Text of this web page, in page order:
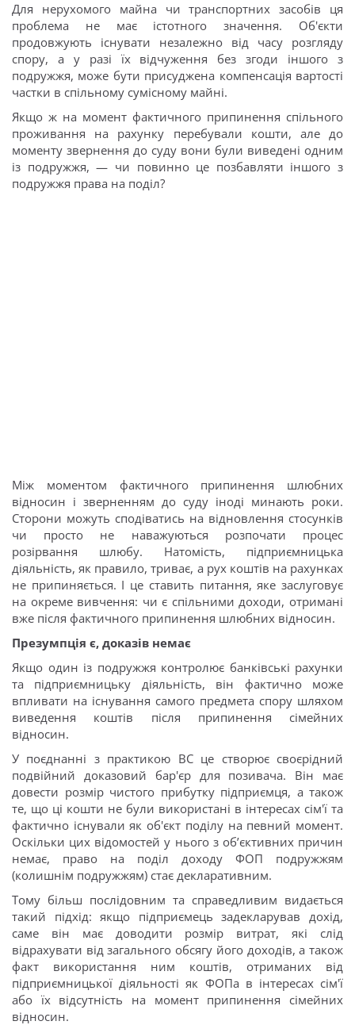
Для нерухомого майна чи транспортних засобів ця
проблема не має істотного значення. Об'єкти
продовжують існувати незалежно від часу розгляду
спору, а у разі їх відчуження без згоди іншого з
подружжя, може бути присуджена компенсація вартості
частки в спільному сумісному майні.
Якщо ж на момент фактичного припинення спільного
проживання на рахунку перебували кошти, але до
моменту звернення до суду вони були виведені одним
із подружжя, — чи повинно це позбавляти іншого з
подружжя права на поділ?
Між моментом фактичного припинення шлюбних
відносин і зверненням до суду іноді минають роки.
Сторони можуть сподіватись на відновлення стосунків
чи просто не наважуються розпочати процес
розірвання шлюбу. Натомість, підприємницька
діяльність, як правило, триває, а рух коштів на рахунках
не припиняється. І це ставить питання, яке заслуговує
на окреме вивчення: чи є спільними доходи, отримані
вже після фактичного припинення шлюбних відносин.
Презумпція є, доказів немає
Якщо один із подружжя контролює банківські рахунки
та підприємницьку діяльність, він фактично може
впливати на існування самого предмета спору шляхом
виведення коштів після припинення сімейних
відносин.
У поєднанні з практикою ВС це створює своєрідний
подвійний доказовий бар'єр для позивача. Він має
довести розмір чистого прибутку підприємця, а також
те, що ці кошти не були використані в інтересах сім'ї та
фактично існували як об'єкт поділу на певний момент.
Оскільки цих відомостей у нього з обʼєктивних причин
немає, право на поділ доходу ФОП подружжям
(колишнім подружжям) стає декларативним.
Тому більш послідовним та справедливим видається
такий підхід: якщо підприємець задекларував дохід,
саме він має доводити розмір витрат, які слід
відрахувати від загального обсягу його доходів, а також
факт використання ним коштів, отриманих від
підприємницької діяльності як ФОПа в інтересах сім'ї
або їх відсутність на момент припинення сімейних
відносин.